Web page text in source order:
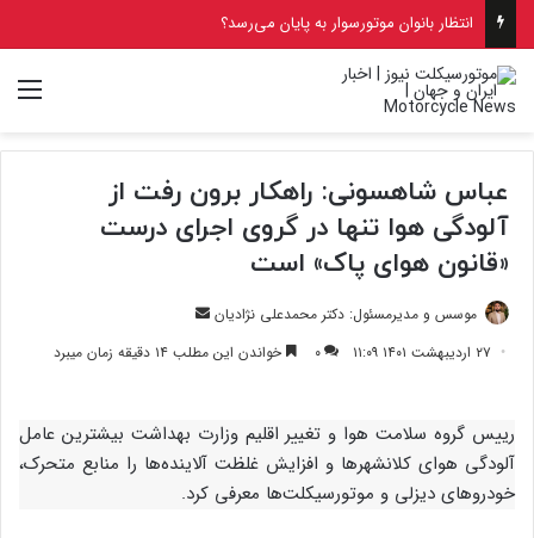
انتظار بانوان موتورسوار به پایان می‌رسد؟
عباس شاهسونی: راهکار برون رفت از
آلودگی هوا تنها در گروی اجرای درست
«قانون هوای پاک» است
موسس و مدیرمسئول: دکتر محمدعلی نژادیان
ارسال
ایمیل
۲۷ اردیبهشت ۱۴۰۱ ۱۱:۰۹ ۰ خواندن این مطلب ۱۴ دقیقه زمان میبرد
رییس گروه سلامت هوا و تغییر اقلیم وزارت بهداشت بیشترین عامل
آلودگی هوای کلانشهرها و افزایش غلظت آلاینده‌ها را منابع متحرک،
خودروهای دیزلی و موتورسیکلت‌ها معرفی کرد.